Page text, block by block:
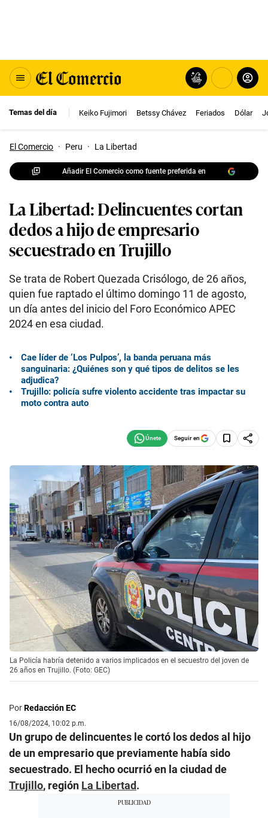
Temas del día Keiko Fujimori Betssy Chávez Feriados Dólar
El Comercio · Peru · La Libertad
Añadir El Comercio como fuente preferida en
La Libertad: Delincuentes cortan
dedos a hijo de empresario
secuestrado en Trujillo
Se trata de Robert Quezada Crisólogo, de 26 años,
quien fue raptado el último domingo 11 de agosto,
un día antes del inicio del Foro Económico APEC
2024 en esa ciudad.
Cae líder de ‘Los Pulpos’, la banda peruana más
sanguinaria: ¿Quiénes son y qué tipos de delitos se les
adjudica?
Trujillo: policía sufre violento accidente tras impactar su
moto contra auto
Seguir en
La Policía habría detenido a varios implicados en el secuestro del joven de
26 años en Trujillo. (Foto: GEC)
PorRedacción EC
16/08/2024, 10:02 p.m.
Un grupo de delincuentes le cortó los dedos al hijo
de un empresario que previamente había sido
secuestrado. El hecho ocurrió en la ciudad de
Trujillo, región La Libertad.